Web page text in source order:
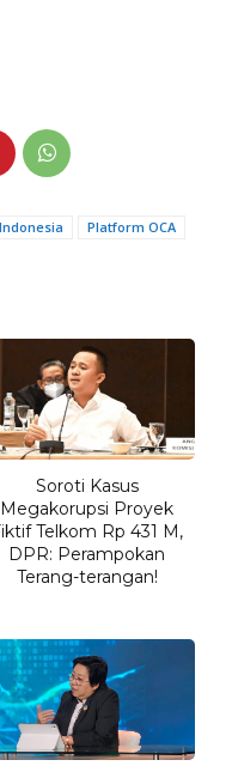
Platform OCA
Soroti Kasus
Megakorupsi Proyek
Telkom Rp 431 M,
DPR: Perampokan
Terang-terangan!